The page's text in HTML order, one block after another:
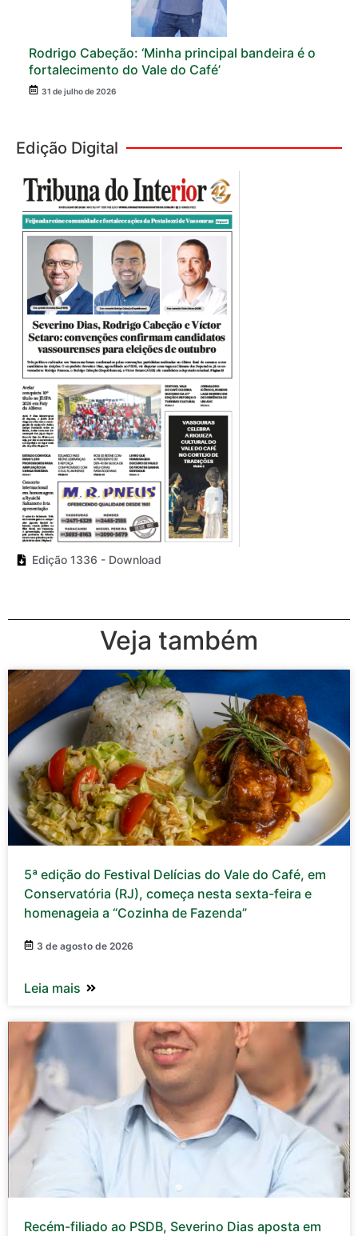
Rodrigo Cabeção: ‘Minha principal bandeira é o
fortalecimento do Vale do Café’
31 de julho de 2026
Edição Digital
Edição 1336 - Download
Veja também
5ª edição do Festival Delícias do Vale do Café, em
Conservatória (RJ), começa nesta sexta-feira e
homenageia a “Cozinha de Fazenda”
3 de agosto de 2026
Leia mais
Recém-filiado ao PSDB, Severino Dias aposta em